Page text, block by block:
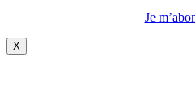
Je
X